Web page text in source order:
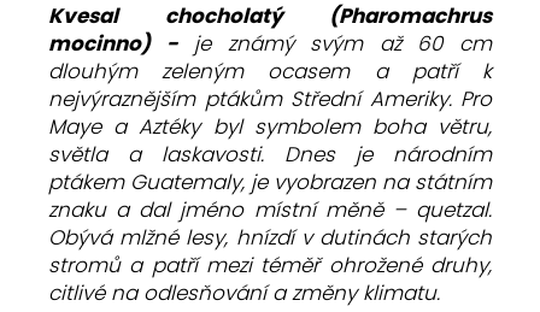
Kvesal chocholatý (Pharomachrus
mocinno) -je známý svým až 60 cm
dlouhým zeleným ocasem a patří k
nejvýraznějším ptákům Střední Ameriky. Pro
Maye a Aztéky byl symbolem boha větru,
světla a laskavosti. Dnes je národním
ptákem Guatemaly, je vyobrazen na státním
znaku a dal jméno místní měně – quetzal.
Obývá mlžné lesy, hnízdí v dutinách starých
stromů a patří mezi téměř ohrožené druhy,
citlivé na odlesňování a změny klimatu.